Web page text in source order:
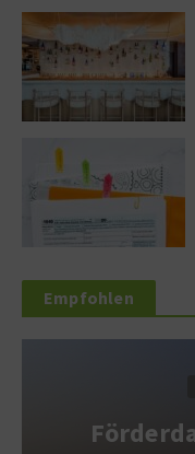
Empfohlen